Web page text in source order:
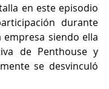
en este episodio
durante
empresa siendo ella
de Penthouse y
se desvinculó